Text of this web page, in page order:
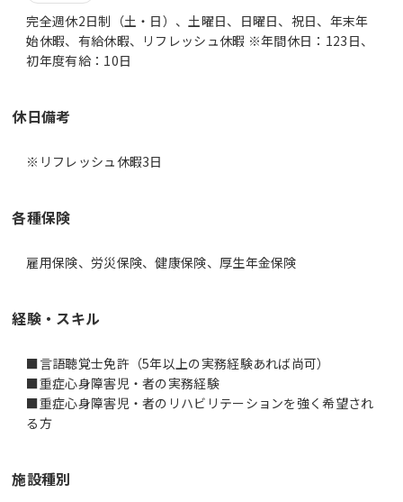
完全週休2日制（土・日）、土曜日、日曜日、祝日、年末年
始休暇、有給休暇、リフレッシュ休暇 ※年間休日：123日、
初年度有給：10日
休日備考
※リフレッシュ休暇3日
各種保険
雇用保険、労災保険、健康保険、厚生年金保険
経験・スキル
■言語聴覚士免許（5年以上の実務経験あれば尚可）
■重症心身障害児・者の実務経験
■重症心身障害児・者のリハビリテーションを強く希望され
る方
施設種別